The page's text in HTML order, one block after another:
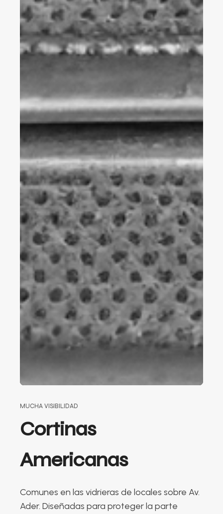
MUCHA VISIBILIDAD
Cortinas
Americanas
Comunes en las vidrieras de locales sobre Av.
Ader. Diseñadas para proteger la parte